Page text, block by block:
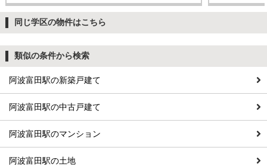
同じ学区の物件はこちら
類似の条件から検索
阿波富田駅の新築戸建て
阿波富田駅の中古戸建て
阿波富田駅のマンション
阿波富田駅の土地